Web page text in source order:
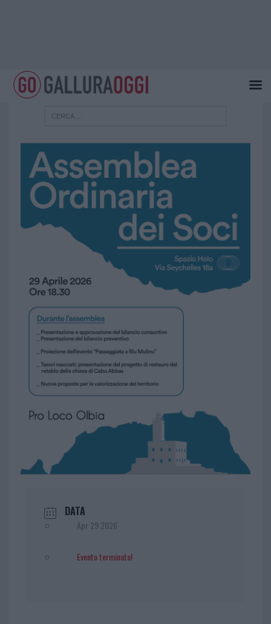
DATA
Apr 29 2026
Evento terminato!